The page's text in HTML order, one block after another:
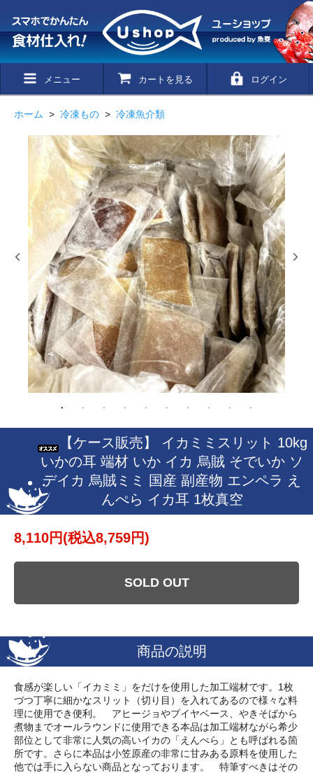
メニュー カートを見る ログイン
ホーム > 冷凍もの > 冷凍魚介類
【ケース販売】 イカミミスリット 10kg
いかの耳 端材 いか イカ 烏賊 そでいか ソ
デイカ 烏賊ミミ 国産 副産物 エンペラ え
んぺら イカ耳 1枚真空
8,110円(税込8,759円)
SOLD OUT
商品の説明
食感が楽しい「イカミミ」をだけを使用した加工端材です。1枚
づつ丁寧に細かなスリット（切り目）を入れてあるので様々な料
理に使用でき便利。 アヒージョやブイヤベース、やきそばから
煮物までオールラウンドに使用できる本品は加工端材ながら希少
部位として非常に人気の高いイカの「えんぺら」とも呼ばれる箇
所です。さらに本品は小笠原産の非常に甘みある原料を使用した
他では手に入らない商品となっております。 特筆すべきはその